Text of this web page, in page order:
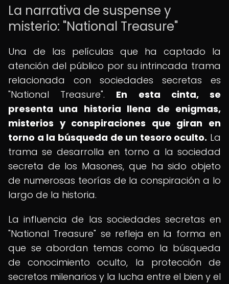
La narrativa de suspense y
misterio: "National Treasure"
Una de las películas que ha captado la
atención del público por su intrincada trama
relacionada con sociedades secretas es
"National Treasure". En esta cinta, se
presenta una historia llena de enigmas,
misterios y conspiraciones que giran en
torno a la búsqueda de un tesoro oculto. La
trama se desarrolla en torno a la sociedad
secreta de los Masones, que ha sido objeto
de numerosas teorías de la conspiración a lo
largo de la historia.
La influencia de las sociedades secretas en
"National Treasure" se refleja en la forma en
que se abordan temas como la búsqueda
de conocimiento oculto, la protección de
secretos milenarios y la lucha entre el bien y el